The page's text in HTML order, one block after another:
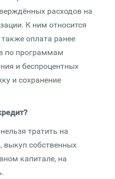
расходов на
К ним относится
оплата ранее
по программам
и беспроцентных
и сохранение
тратить на
выкуп собственных
капитале, на